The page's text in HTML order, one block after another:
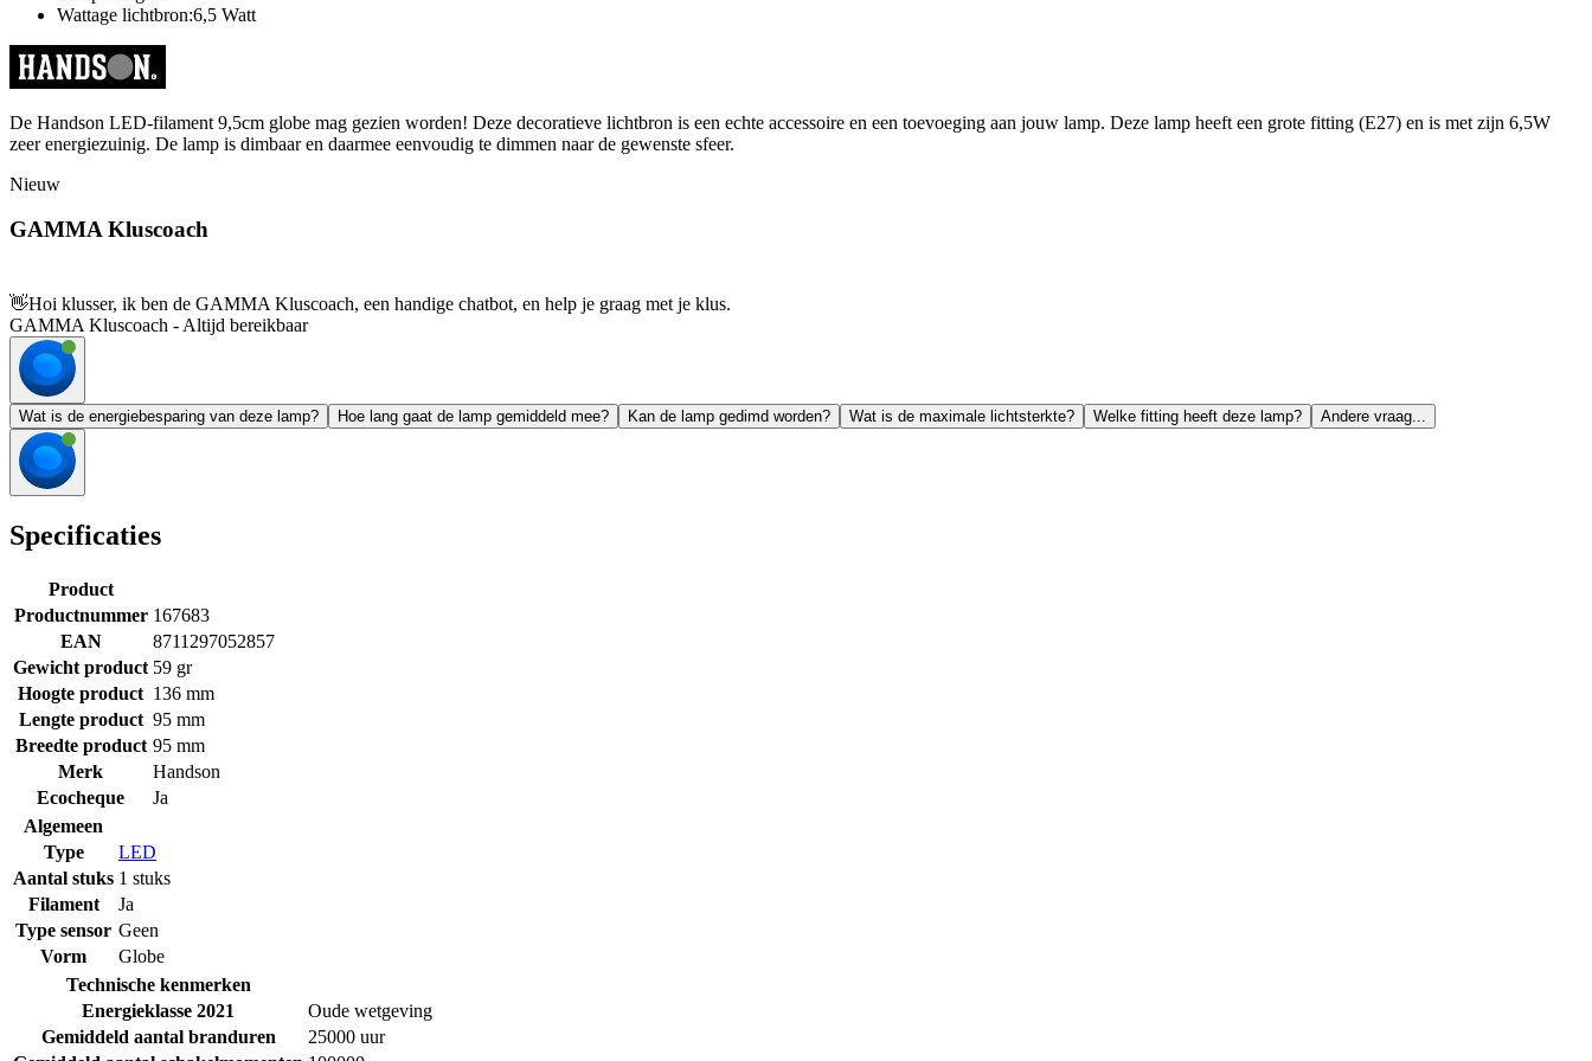
Wattage lichtbron:6,5 Watt
De Handson LED-filament 9,5cm globe mag gezien worden! Deze decoratieve lichtbron is een echte accessoire en een toevoeging aan jouw lamp. Deze lamp heeft een grote fitting (E27) en is met zijn 6,5W
zeer energiezuinig. De lamp is dimbaar en daarmee eenvoudig te dimmen naar de gewenste sfeer.
Nieuw
GAMMA Kluscoach
👋Hoi klusser, ik ben de GAMMA Kluscoach, een handige chatbot, en help je graag met je klus.
GAMMA Kluscoach - Altijd bereikbaar
Wat is de energiebesparing van deze lamp? Hoe lang gaat de lamp gemiddeld mee? Kan de lamp gedimd worden? Wat is de maximale lichtsterkte? Welke fitting heeft deze lamp? Andere vraag...
Specificaties
Product
Productnummer 167683
EAN
8711297052857
Gewicht product 59 gr
Hoogte product 136 mm
Lengte product 95 mm
Breedte product 95 mm
Merk
Handson
Ecocheque
Ja
Algemeen
Type
LED
Aantal stuks 1 stuks
Filament
Ja
Type sensor Geen
Vorm
Globe
Technische kenmerken
Energieklasse 2021
Oude wetgeving
Gemiddeld aantal branduren
25000 uur